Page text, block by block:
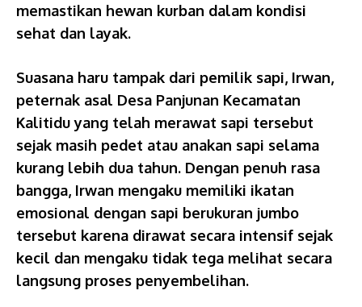
memastikan hewan kurban dalam kondisi
sehat dan layak.
Suasana haru tampak dari pemilik sapi, Irwan,
peternak asal Desa Panjunan Kecamatan
Kalitidu yang telah merawat sapi tersebut
sejak masih pedet atau anakan sapi selama
kurang lebih dua tahun. Dengan penuh rasa
bangga, Irwan mengaku memiliki ikatan
emosional dengan sapi berukuran jumbo
tersebut karena dirawat secara intensif sejak
kecil dan mengaku tidak tega melihat secara
langsung proses penyembelihan.